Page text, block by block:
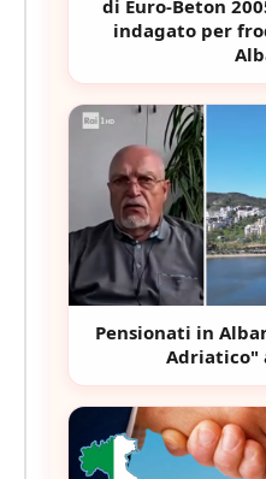
di Euro-Beton
indagato per
Pensionati in
Adriatico"